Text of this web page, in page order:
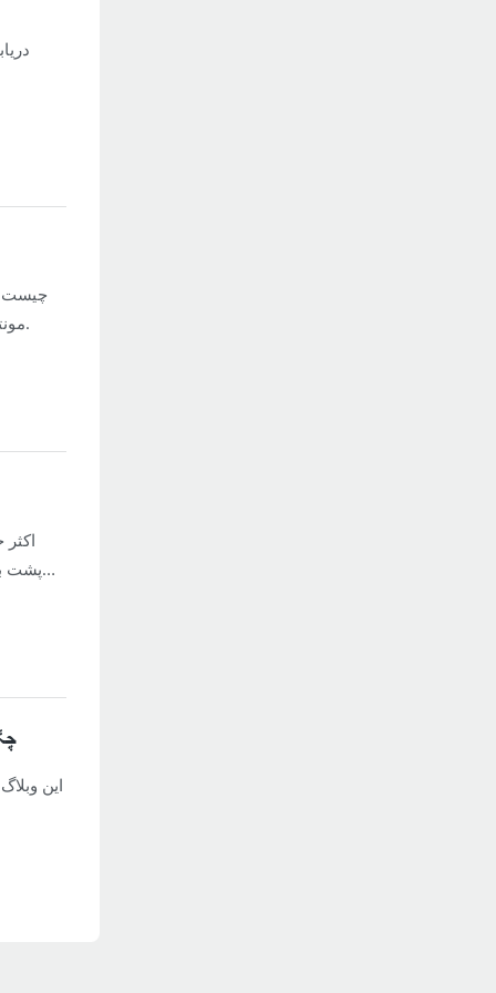
مونتاژ کنیم و برخی نکات ایمنی را که باید در حین کار در نظر گرفت، در نظر خواهیم گرفت.
پشت
این